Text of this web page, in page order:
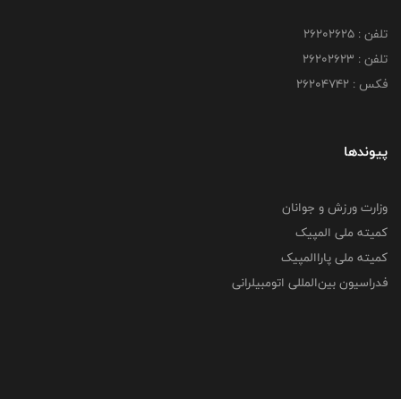
تلفن : ۲۶۲۰۲۶۲۵
تلفن : ۲۶۲۰۲۶۲۳
فکس : ۲۶۲۰۴۷۴۲
پیوندها
وزارت ورزش و جوانان
کمیته ملی المپیک
کمیته ملی پاراالمپیک
فدراسیون بین‌المللی اتومبیلرانی